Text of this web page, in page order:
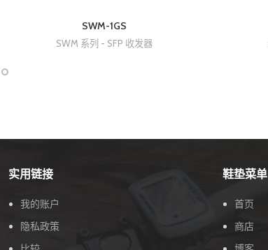
SWM-1GS
SWM 系列 - SFP 收发器
实用链接
我的账户
隐私政策
鞋垫菜单
首页
商店